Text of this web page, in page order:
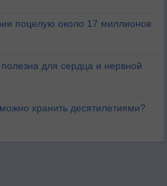
поцелую около 17 миллионов
для сердца и нервной
хранить десятилетиями?